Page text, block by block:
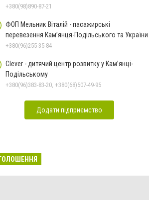
+380(98)890-87-21
ФОП Мельник Віталій - пасажирські
перевезення Кам’янця-Подільського та України
+380(96)255-35-84
Clever - дитячий центр розвитку у Кам’янці-
Подільському
+380(96)383-83-20, +380(68)507-49-95
Додати підприємство